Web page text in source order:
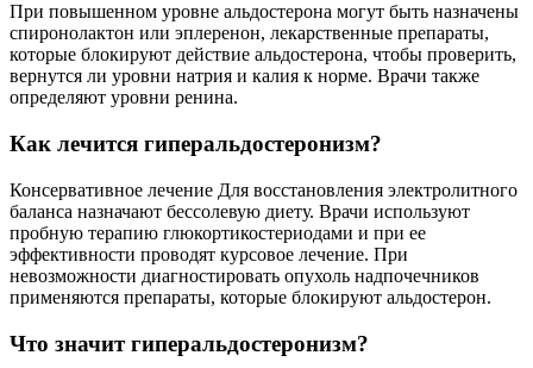
При повышенном уровне альдостерона могут быть назначены
спиронолактон или эплеренон, лекарственные препараты,
которые блокируют действие альдостерона, чтобы проверить,
вернутся ли уровни натрия и калия к норме. Врачи также
определяют уровни ренина.
Как лечится гиперальдостеронизм?
Консервативное лечение Для восстановления электролитного
баланса назначают бессолевую диету. Врачи используют
пробную терапию глюкортикостериодами и при ее
эффективности проводят курсовое лечение. При
невозможности диагностировать опухоль надпочечников
применяются препараты, которые блокируют альдостерон.
Что значит гиперальдостеронизм?